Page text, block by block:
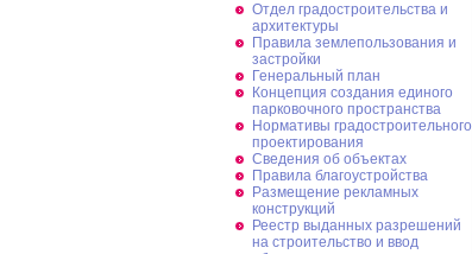
Отдел градостроительства и
архитектуры
Правила землепользования и
застройки
Генеральный план
Концепция создания единого
парковочного пространства
Нормативы градостроительного
проектирования
Сведения об объектах
Правила благоустройства
Размещение рекламных
конструкций
Реестр выданных разрешений
на строительство и ввод